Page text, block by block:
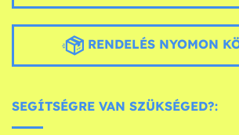
RENDELÉS NYOMON
SEGÍTSÉGRE VAN SZÜKSÉGED?: